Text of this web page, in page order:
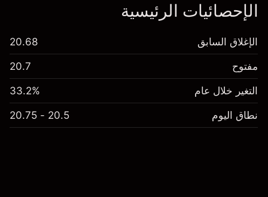
الإحصائيات الرئيسية
الإغلاق السابق 20.68
مفتوح 20.7
التغير خلال عام 33.2%
نطاق اليوم 20.5 - 20.75